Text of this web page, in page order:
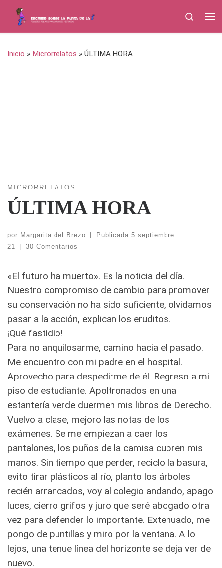
Saltar al contenido
Search
Inicio » Microrrelatos » ÚLTIMA HORA
MICRORRELATOS
ÚLTIMA HORA
por Margarita del Brezo | Publicada 5 septiembre
21
| 30 Comentarios
«El futuro ha muerto». Es la noticia del día.
Nuestro compromiso de cambio para promover
su conservación no ha sido suficiente, olvidamos
pasar a la acción, explican los eruditos.
¡Qué fastidio!
Para no anquilosarme, camino hacia el pasado.
Me encuentro con mi padre en el hospital.
Aprovecho para despedirme de él. Regreso a mi
piso de estudiante. Apoltronados en una
estantería verde duermen mis libros de Derecho.
Vuelvo a clase, mejoro las notas de los
exámenes. Se me empiezan a caer los
pantalones, los puños de la camisa cubren mis
manos. Sin tiempo que perder, reciclo la basura,
evito tirar plásticos al río, planto los árboles
recién arrancados, voy al colegio andando, apago
luces, cierro grifos y juro que seré abogado otra
vez para defender lo importante. Extenuado, me
pongo de puntillas y miro por la ventana. A lo
lejos, una tenue línea del horizonte se deja ver de
nuevo.